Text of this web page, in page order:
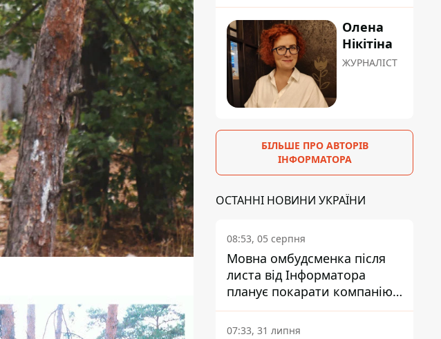
Олена
Нікітіна
ЖУРНАЛІСТ
БІЛЬШЕ ПРО АВТОРІВ
ІНФОРМАТОРА
ОСТАННІ НОВИНИ УКРАЇНИ
08:53, 05 серпня
Мовна омбудсменка після
листа від Інформатора
планує покарати компанію-
підрядника ПриватБанку
07:33, 31 липня